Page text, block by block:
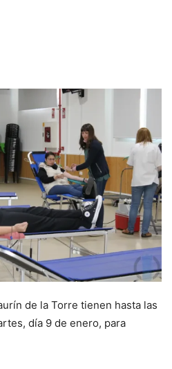
de la Torre tienen hasta las
día 9 de enero, para